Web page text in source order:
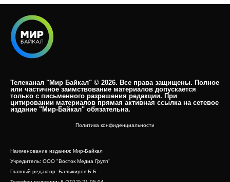
Телеканал "Мир Байкал" © 2026. Все права защищены. Полное
или частичное заимствование материалов допускается
только с письменного разрешения редакции. При
цитировании материалов прямая активная ссылка на сетевое
издание "Мир-Байкал" обязательна.​
Политика конфиденциальности
Наименование издания: Мир-Байкал
Учредитель: ООО "Восток Медиа Групп"
Главный редактор: Бальжиров Б.Б.